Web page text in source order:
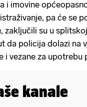
i imovine
pa će se
zaključili su u
da policija dolazi na
i vezane za upotrebu
kanale